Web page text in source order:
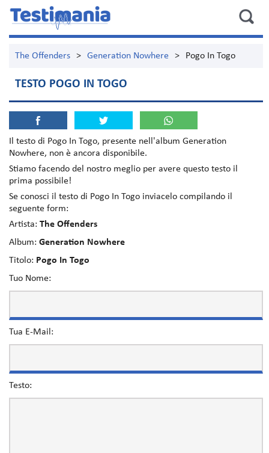
The Offenders > Generation Nowhere > Pogo In Togo
TESTO POGO IN TOGO
Il testo di Pogo In Togo, presente nell'album Generation
Nowhere, non è ancora disponibile.
Stiamo facendo del nostro meglio per avere questo testo il
prima possibile!
Se conosci il testo di Pogo In Togo inviacelo compilando il
seguente form:
Artista: The Offenders
Album: Generation Nowhere
Titolo: Pogo In Togo
Tuo Nome:
Tua E-Mail:
Testo: